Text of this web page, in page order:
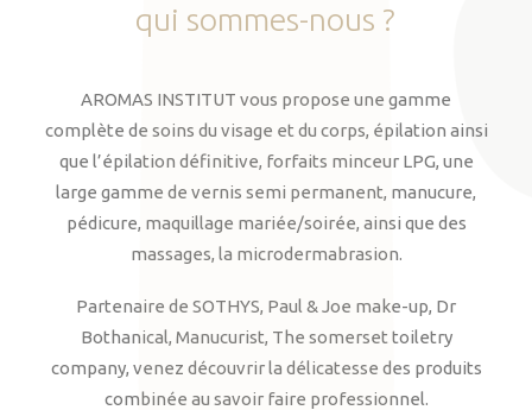
qui sommes-nous ?
AROMAS INSTITUT vous propose une gamme
complète de soins du visage et du corps, épilation ainsi
que l’épilation définitive, forfaits minceur LPG, une
large gamme de vernis semi permanent, manucure,
pédicure, maquillage mariée/soirée, ainsi que des
massages, la microdermabrasion.
Partenaire de SOTHYS, Paul & Joe make-up, Dr
Bothanical, Manucurist, The somerset toiletry
company, venez découvrir la délicatesse des produits
combinée au savoir faire professionnel.